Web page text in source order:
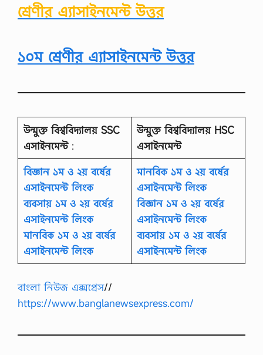
শ্রেণীর এ্যাসাইনমেন্ট উত্তর
১০ম শ্রেণীর এ্যাসাইনমেন্ট উত্তর
উন্মুক্ত বিশ্ববিদ্যালয় SSC
এসাইনমেন্ট:
উন্মুক্ত বিশ্ববিদ্যালয় HSC
এসাইনমেন্ট
বিজ্ঞান ১ম ও ২য় বর্ষের
এসাইনমেন্ট লিংক
ব্যবসায় ১ম ও ২য় বর্ষের
এসাইনমেন্ট লিংক
মানবিক ১ম ও ২য় বর্ষের
এসাইনমেন্ট লিংক
মানবিক ১ম ও ২য় বর্ষের
এসাইনমেন্ট লিংক
বিজ্ঞান ১ম ও ২য় বর্ষের
এসাইনমেন্ট লিংক
ব্যবসায় ১ম ও ২য় বর্ষের
এসাইনমেন্ট লিংক
বাংলা নিউজ এক্সপ্রেস//
https://www.banglanewsexpress.com/